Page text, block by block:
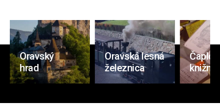
Oravský
hrad
Oravská lesná
železnica